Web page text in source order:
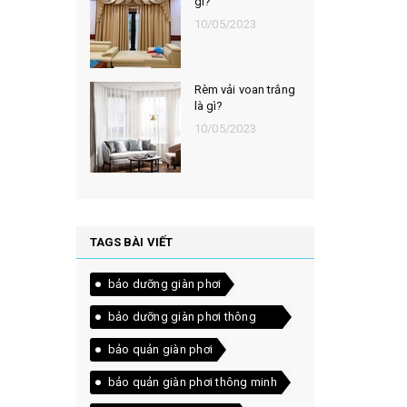
10/05/2023
Rèm vải voan trắng
là gì?
10/05/2023
TAGS BÀI VIẾT
bảo dưỡng giàn phơi
bảo dưỡng giàn phơi thông
minh
bảo quản giàn phơi
bảo quản giàn phơi thông minh